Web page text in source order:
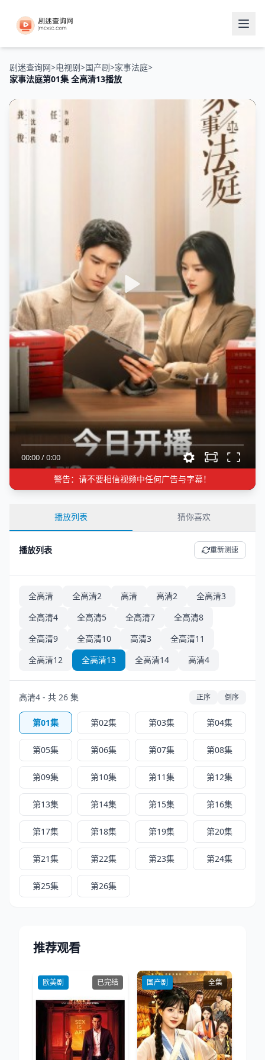
剧迷查询网>电视剧>国产剧>家事法庭>
家事法庭第01集 全高清13播放
00:00/0:00
警告：请不要相信视频中任何广告与字幕！
播放列表 猜你喜欢
播放列表 重新测速
全高清 全高清2 高清 高清2
全高清3
全高清4
全高清5 全高清7
全高清8
全高清9
全高清10 高清3
全高清11
全高清12
全高清13 全高清14 高清4
高清4 - 共 26 集 正序 倒序
第01集 第02集 第03集 第04集
第05集 第06集 第07集 第08集
第09集 第10集 第11集 第12集
第13集 第14集 第15集 第16集
第17集 第18集 第19集 第20集
第21集 第22集 第23集 第24集
第25集 第26集
推荐观看
欧美剧 已完结 国产剧 全集